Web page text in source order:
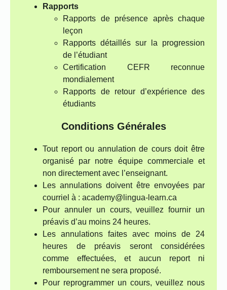
Rapports
Rapports de présence après chaque
leçon
Rapports détaillés sur la progression
de l’étudiant
Certification CEFR reconnue
mondialement
Rapports de retour d’expérience des
étudiants
Conditions Générales
Tout report ou annulation de cours doit être
organisé par notre équipe commerciale et
non directement avec l’enseignant.
Les annulations doivent être envoyées par
courriel à : academy@lingua-learn.ca
Pour annuler un cours, veuillez fournir un
préavis d’au moins 24 heures.
Les annulations faites avec moins de 24
heures de préavis seront considérées
comme effectuées, et aucun report ni
remboursement ne sera proposé.
Pour reprogrammer un cours, veuillez nous